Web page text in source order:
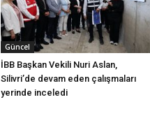
Güncel
İBB Başkan Vekili Nuri Aslan,
Silivri’de devam eden çalışmaları
yerinde inceledi